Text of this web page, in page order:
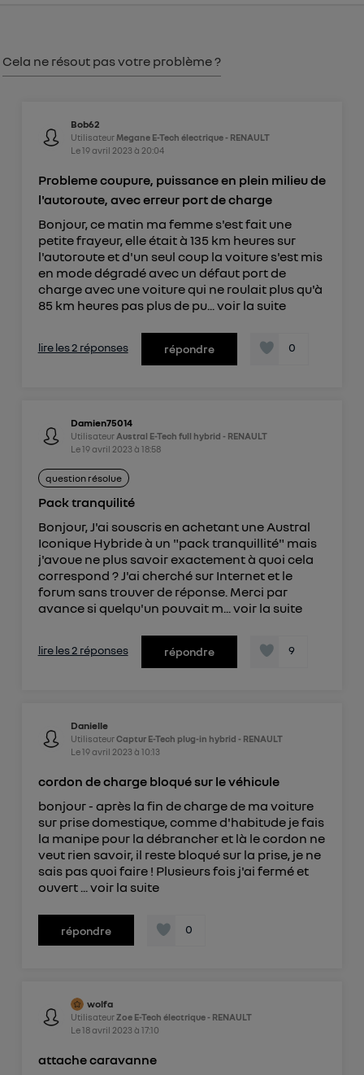
Cela ne résout pas votre problème ?
Bob62
Utilisateur Megane E-Tech électrique - RENAULT
Le19 avril 2023 à 20:04
Probleme coupure, puissance en plein milieu de
l'autoroute, avec erreur port de charge
Bonjour, ce matin ma femme s'est fait une
petite frayeur, elle était à 135 km heures sur
l'autoroute et d'un seul coup la voiture s'est mis
en mode dégradé avec un défaut port de
charge avec une voiture qui ne roulait plus qu'à
85 km heures pas plus de pu... voir la suite
lire les 2 réponses répondre 0
Damien75014
Utilisateur Austral E-Tech full hybrid - RENAULT
Le19 avril 2023 à 18:58
question résolue
Pack tranquilité
Bonjour, J'ai souscris en achetant une Austral
Iconique Hybride à un "pack tranquillité" mais
j'avoue ne plus savoir exactement à quoi cela
correspond ? J'ai cherché sur Internet et le
forum sans trouver de réponse. Merci par
avance si quelqu'un pouvait m... voir la suite
lire les 2 réponses répondre 9
Danielle
UtilisateurCaptur E-Tech plug-in hybrid - RENAULT
Le19 avril 2023 à 10:13
cordon de charge bloqué sur le véhicule
bonjour - après la fin de charge de ma voiture
sur prise domestique, comme d'habitude je fais
la manipe pour la débrancher et là le cordon ne
veut rien savoir, il reste bloqué sur la prise, je ne
sais pas quoi faire ! Plusieurs fois j'ai fermé et
ouvert ... voir la suite
répondre 0
wolfa
UtilisateurZoe E-Tech électrique - RENAULT
Le18 avril 2023 à 17:10
attache caravanne
Politique d'information sur les données